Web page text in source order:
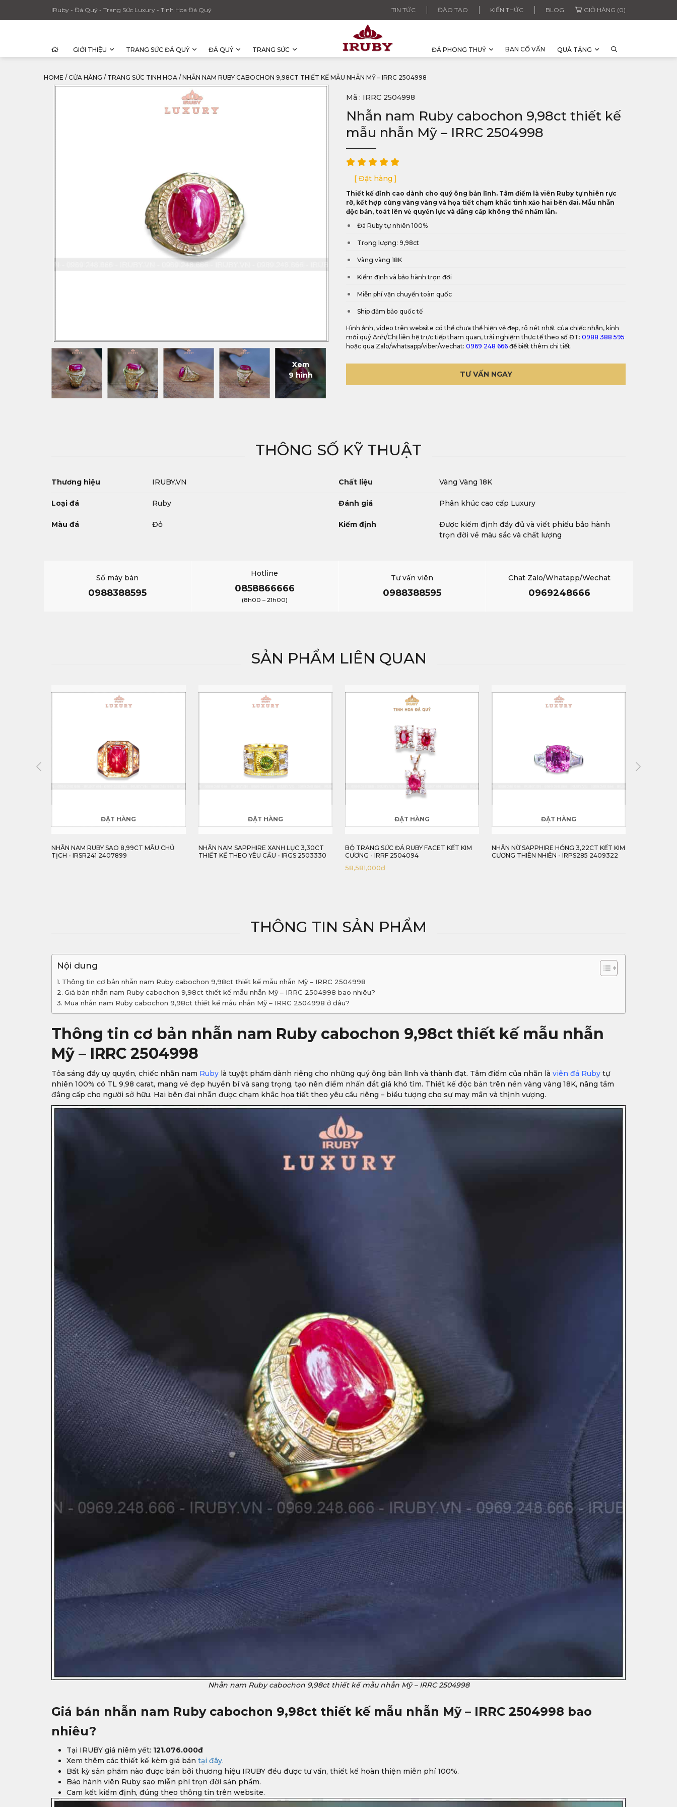
IRuby - Đá Quý - Trang Sức Luxury - Tinh Hoa Đá Quý TIN TỨC ĐÀO TẠO KIẾN THỨC BLOG GIỎ HÀNG (0)
GIỚI THIỆU TRANG SỨC ĐÁ QUÝ ĐÁ QUÝ TRANG SỨC ĐÁ PHONG THUỶ BAN CỐ VẤN QUÀ TẶNG
HOME / CỬA HÀNG / TRANG SỨC TINH HOA / NHẪN NAM RUBY CABOCHON 9,98CT THIẾT KẾ MẪU NHẪN MỸ – IRRC 2504998
Xem
9 hình
Mã : IRRC 2504998
Nhẫn nam Ruby cabochon 9,98ct thiết kế
mẫu nhẫn Mỹ – IRRC 2504998
[ Đặt hàng ]
Thiết kế đỉnh cao dành cho quý ông bản lĩnh. Tâm điểm là viên Ruby tự nhiên rực
rỡ, kết hợp cùng vàng vàng và họa tiết chạm khắc tinh xảo hai bên đai. Mẫu nhẫn
độc bản, toát lên vẻ quyền lực và đẳng cấp không thể nhầm lẫn.
Đá Ruby tự nhiên 100%
Trọng lượng: 9,98ct
Vàng vàng 18K
Kiểm định và bảo hành trọn đời
Miễn phí vận chuyển toàn quốc
Ship đảm bảo quốc tế
Hình ảnh, video trên website có thể chưa thể hiện vẻ đẹp, rõ nét nhất của chiếc nhẫn, kính
mời quý Anh/Chị liên hệ trực tiếp tham quan, trải nghiệm thực tế theo số ĐT: 0988 388 595
hoặc qua Zalo/whatsapp/viber/wechat: 0969 248 666 để biết thêm chi tiết.
TƯ VẤN NGAY
THÔNG SỐ KỸ THUẬT
Thương hiệu IRUBY.VN
Loại đá Ruby
Màu đá Đỏ
Chất liệu Vàng Vàng 18K
Đánh giá Phân khúc cao cấp Luxury
Kiểm định
Được kiểm định đầy đủ và viết phiếu bảo hành
trọn đời về màu sắc và chất lượng
Số máy bàn
0988388595
Hotline
0858866666
(8h00 – 21h00)
Tư vấn viên
0988388595
Chat Zalo/Whatapp/Wechat
0969248666
SẢN PHẨM LIÊN QUAN
ĐẶT HÀNG
NHẪN NAM RUBY SAO 8,99CT MẪU CHỦ
TỊCH - IRSR241 2407899
ĐẶT HÀNG
NHẪN NAM SAPPHIRE XANH LỤC 3,30CT
THIẾT KẾ THEO YÊU CẦU - IRGS 2503330
ĐẶT HÀNG
BỘ TRANG SỨC ĐÁ RUBY FACET KẾT KIM
CƯƠNG - IRRF 2504094
58,581,000₫
ĐẶT HÀNG
NHẪN NỮ SAPPHIRE HỒNG 3,22CT KẾT KIM
CƯƠNG THIÊN NHIÊN - IRPS285 2409322
THÔNG TIN SẢN PHẨM
Nội dung
Thông tin cơ bản nhẫn nam Ruby cabochon 9,98ct thiết kế mẫu nhẫn Mỹ – IRRC 2504998
Giá bán nhẫn nam Ruby cabochon 9,98ct thiết kế mẫu nhẫn Mỹ – IRRC 2504998 bao nhiêu?
Mua nhẫn nam Ruby cabochon 9,98ct thiết kế mẫu nhẫn Mỹ – IRRC 2504998 ở đâu?
Thông tin cơ bản nhẫn nam Ruby cabochon 9,98ct thiết kế mẫu nhẫn
Mỹ – IRRC 2504998
Tỏa sáng đầy uy quyền, chiếc nhẫn nam Ruby là tuyệt phẩm dành riêng cho những quý ông bản lĩnh và thành đạt. Tâm điểm của nhẫn là viên đá Ruby tự
nhiên 100% có TL 9,98 carat, mang vẻ đẹp huyền bí và sang trọng, tạo nên điểm nhấn đắt giá khó tìm. Thiết kế độc bản trên nền vàng vàng 18K, nâng tầm
đẳng cấp cho người sở hữu. Hai bên đai nhẫn được chạm khắc họa tiết theo yêu cầu riêng – biểu tượng cho sự may mắn và thịnh vượng.
Nhẫn nam Ruby cabochon 9,98ct thiết kế mẫu nhẫn Mỹ – IRRC 2504998
Giá bán nhẫn nam Ruby cabochon 9,98ct thiết kế mẫu nhẫn Mỹ – IRRC 2504998 bao
nhiêu?
Tại IRUBY giá niêm yết: 121.076.000đ
Xem thêm các thiết kế kèm giá bán tại đây.
Bất kỳ sản phẩm nào được bán bởi thương hiệu IRUBY đều được tư vấn, thiết kế hoàn thiện miễn phí 100%.
Bảo hành viên Ruby sao miễn phí trọn đời sản phẩm.
Cam kết kiểm định, đúng theo thông tin trên website.